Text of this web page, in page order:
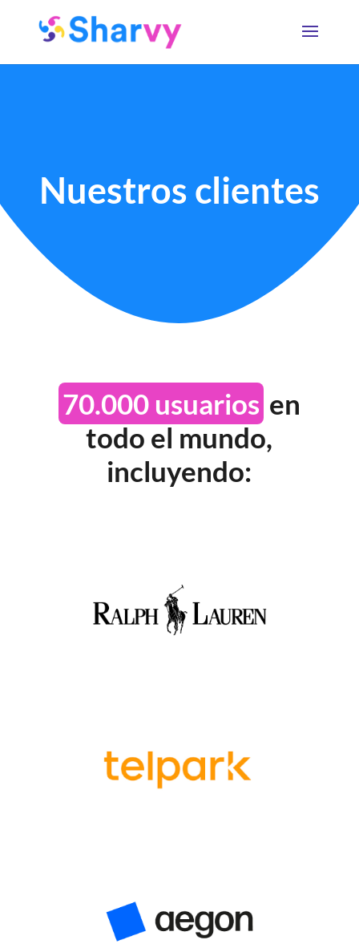
Nuestros clientes
70.000 usuarios en
todo el mundo,
incluyendo: